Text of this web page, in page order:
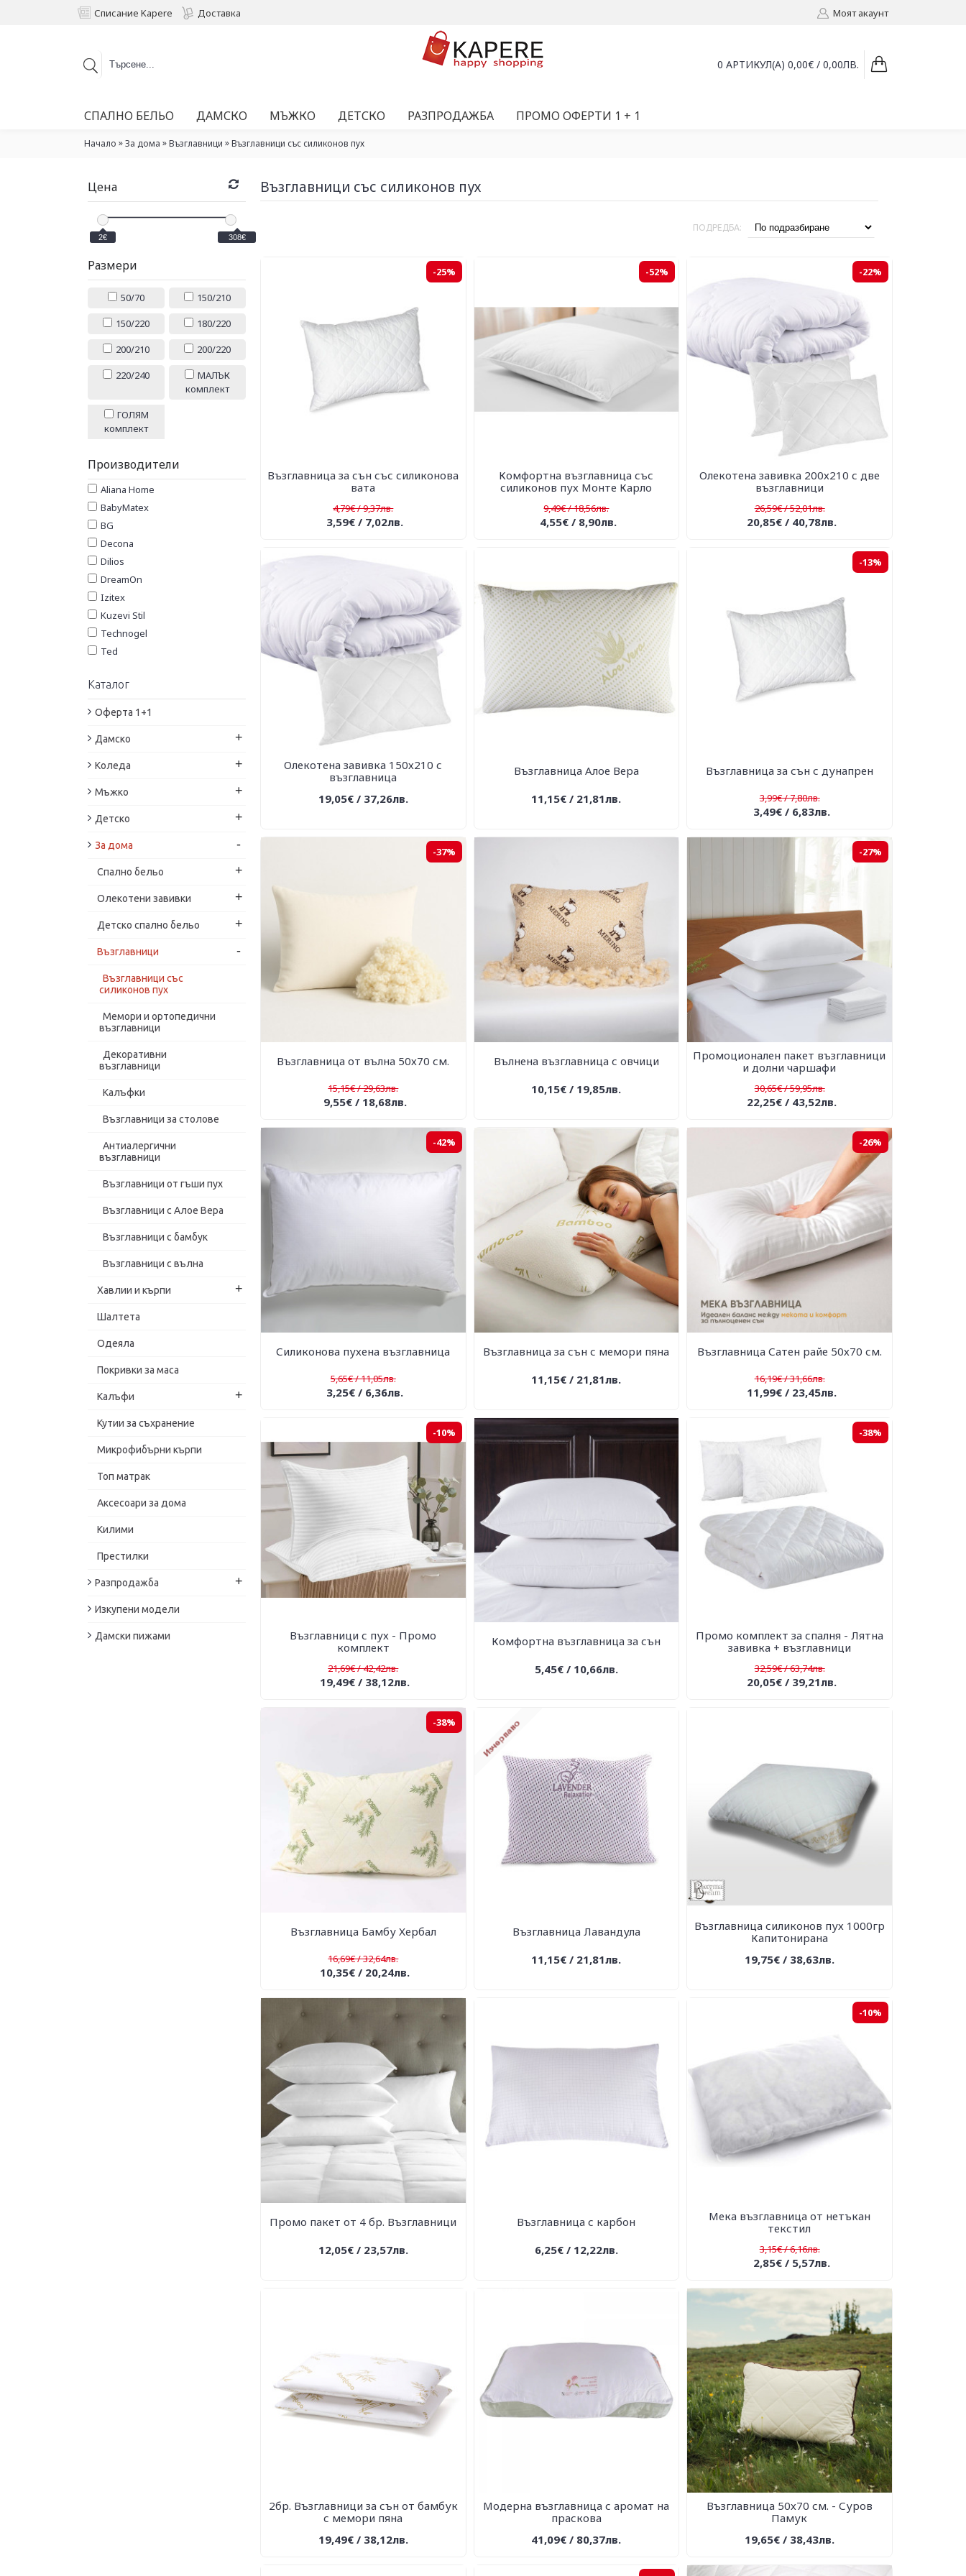
Списание Kapere Доставка Моят акаунт
0 АРТИКУЛ(А) 0,00€ / 0,00ЛВ.
СПАЛНО БЕЛЬО ДАМСКО МЪЖКО ДЕТСКО РАЗПРОДАЖБА ПРОМО ОФЕРТИ 1 + 1
Начало »За дома »Възглавници »Възглавници със силиконов пух
Цена
2€ 308€
Размери
50/70
150/210
150/220
180/220
200/210
200/220
220/240
МАЛЪК
комплект
ГОЛЯМ
комплект
Производители
Aliana Home
BabyMatex
BG
Decona
Dilios
DreamOn
Izitex
Kuzevi Stil
Technogel
Ted
Tempur
Texpol
България
Дитекс
Панагюрище 1962
Каталог
Оферта 1+1
Дамско +
Коледа +
Мъжко +
Детско +
За дома -
Спално бельо +
Oлекотени завивки +
Детско спално бельо +
Възглавници -
Възглавници със
силиконов пух
Мемори и ортопедични
възглавници
Декоративни
възглавници
Калъфки
Възглавници за столове
Антиалергични
възглавници
Възглавници от гъши пух
Възглавници с Алое Вера
Възглавници с бамбук
Възглавници с вълна
Хавлии и кърпи +
Шалтета
Одеяла
Покривки за маса
Калъфи +
Кутии за съхранение
Микрофибърни кърпи
Топ матрак
Аксесоари за дома
Килими
Престилки
Разпродажба +
Изкупени модели
Дамски пижами
Възглавници със силиконов пух
ПОДРЕДБА:
-25%
Възглавница за сън със силиконова
вата
4,79€ / 9,37лв.
3,59€ / 7,02лв.
-52%
Комфортна възглавница със
силиконов пух Монте Карло
9,49€ / 18,56лв.
4,55€ / 8,90лв.
-22%
Олекотена завивка 200х210 с две
възглавници
26,59€ / 52,01лв.
20,85€ / 40,78лв.
Олекотена завивка 150х210 с
възглавница
19,05€ / 37,26лв.
Възглавница Алое Вера
11,15€ / 21,81лв.
-13%
Възглавница за сън с дунапрен
3,99€ / 7,80лв.
3,49€ / 6,83лв.
-37%
Възглавница от вълна 50х70 см.
15,15€ / 29,63лв.
9,55€ / 18,68лв.
Вълнена възглавница с овчици
10,15€ / 19,85лв.
-27%
Промоционален пакет възглавници
и долни чаршафи
30,65€ / 59,95лв.
22,25€ / 43,52лв.
-42%
Силиконова пухена възглавница
5,65€ / 11,05лв.
3,25€ / 6,36лв.
Възглавница за сън с мемори пяна
11,15€ / 21,81лв.
-26%
Възглавница Сатен райе 50х70 см.
16,19€ / 31,66лв.
11,99€ / 23,45лв.
-10%
Възглавници с пух - Промо
комплект
21,69€ / 42,42лв.
19,49€ / 38,12лв.
Комфортна възглавница за сън
5,45€ / 10,66лв.
-38%
Промо комплект за спалня - Лятна
завивка + възглавници
32,59€ / 63,74лв.
20,05€ / 39,21лв.
-38%
Възглавница Бамбу Хербал
16,69€ / 32,64лв.
10,35€ / 20,24лв.
Възглавница Лавандула
11,15€ / 21,81лв.
Възглавница силиконов пух 1000гр
Капитонирана
19,75€ / 38,63лв.
Промо пакет от 4 бр. Възглавници
12,05€ / 23,57лв.
Възглавница с карбон
6,25€ / 12,22лв.
-10%
Мека възглавница от нетъкан
текстил
3,15€ / 6,16лв.
2,85€ / 5,57лв.
2бр. Възглавници за сън от бамбук
с мемори пяна
19,49€ / 38,12лв.
Модерна възглавница с аромат на
праскова
41,09€ / 80,37лв.
Възглавница 50х70 см. - Суров
Памук
19,65€ / 38,43лв.